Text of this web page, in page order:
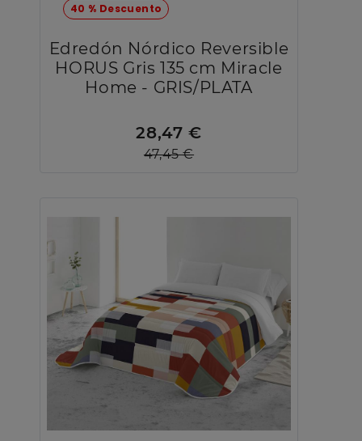
40 % Descuento
Edredón Nórdico Reversible
HORUS Gris 135 cm Miracle
Home - GRIS/PLATA
28,47 €
47,45 €